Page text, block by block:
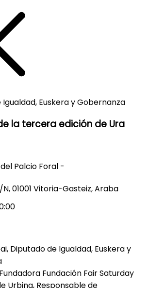
Euskera y Gobernanza
la tercera edición de Ura
Palcio Foral -
01001 Vitoria-Gasteiz, Araba
Diputado de Igualdad, Euskera y
Fundación Fair Saturday
Urbina, Responsable de